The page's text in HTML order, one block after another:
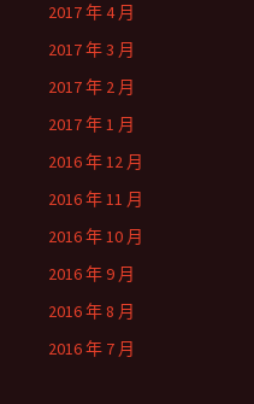
2017 年 4 月
2017 年 3 月
2017 年 2 月
2017 年 1 月
2016 年 12 月
2016 年 11 月
2016 年 10 月
2016 年 9 月
2016 年 8 月
2016 年 7 月